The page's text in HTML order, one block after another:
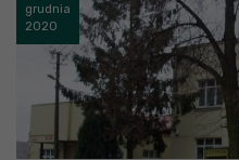
grudnia
2020